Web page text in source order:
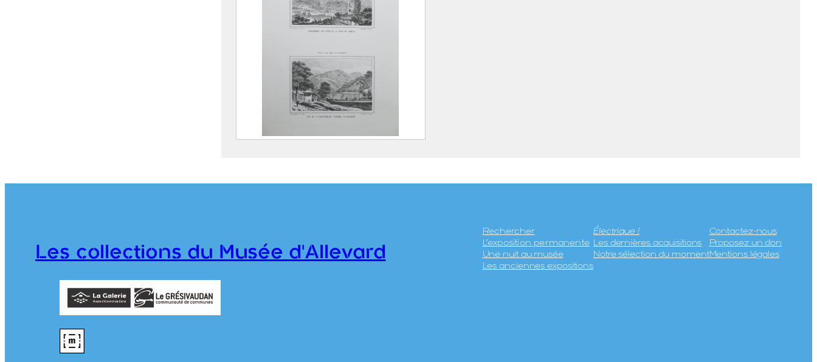
Guide aux Alpes du Dauphiné.
du Treuil – Vue de
ALLIER, François
Les collections du Musée d'Allevard
Rechercher
L’exposition permanente
Une nuit au musée
Les anciennes expositions
Électrique !
Les dernières acquisitions
Notre sélection du moment
Contactez-nous
Proposez un don
Mentions légales